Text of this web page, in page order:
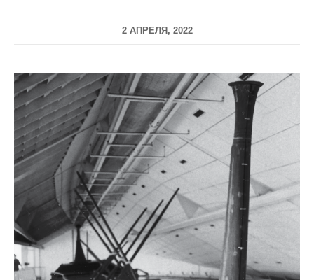
2 АПРЕЛЯ, 2022